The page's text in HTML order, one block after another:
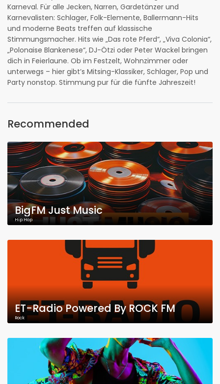
Karneval. Für alle Jecken, Narren, Gardetänzer und
Karnevalisten: Schlager, Folk-Elemente, Ballermann-Hits
und moderne Beats treffen auf klassische
Stimmungsmacher. Hits wie „Das rote Pferd“, „Viva Colonia“,
„Polonaise Blankenese“, DJ-Ötzi oder Peter Wackel bringen
dich in Feierlaune. Ob im Festzelt, Wohnzimmer oder
unterwegs – hier gibt’s Mitsing-Klassiker, Schlager, Pop und
Party nonstop. Stimmung pur für die fünfte Jahreszeit!
Recommended
BigFM Just Music
Hip Hop
ET-Radio Powered By ROCK FM
Rock